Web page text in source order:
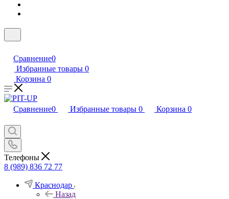
Сравнение0
Избранные товары 0
Корзина 0
Сравнение0 Избранные товары 0 Корзина 0
Телефоны
8 (989) 836 72 77
Краснодар
Назад